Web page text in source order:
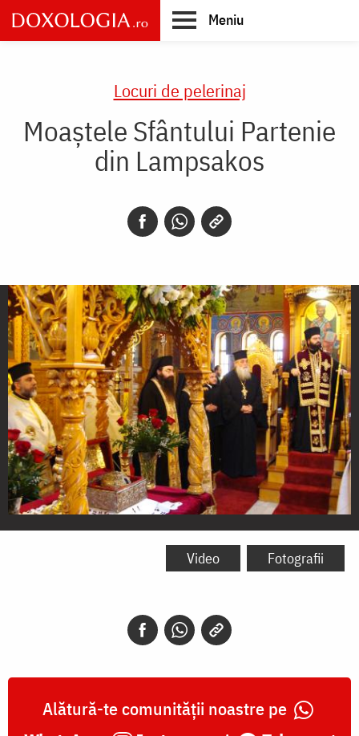
Skip
to
main
Meniu
Locuri de pelerinaj
Moaştele Sfântului Partenie
din Lampsakos
Sursa:
http://inkomotini.blogspot.ro/2013/03/video-
Video Fotografii
Alătură-te comunității noastre pe